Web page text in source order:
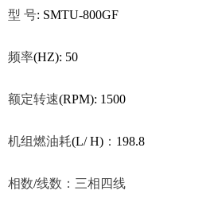
型 号: SMTU-800GF
频率(HZ): 50
额定转速(RPM): 1500
机组燃油耗(L/ H) ： 198.8
相数/线数：三相四线